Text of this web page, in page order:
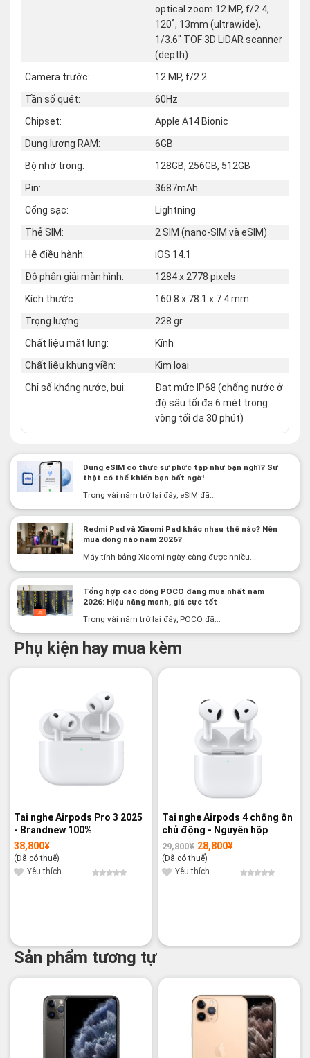
optical zoom 12 MP, f/2.4,
120˚, 13mm (ultrawide),
1/3.6" TOF 3D LiDAR scanner
(depth)
Camera trước:
12 MP, f/2.2
Tần số quét:
60Hz
Chipset:
Apple A14 Bionic
Dung lượng RAM:
6GB
Bộ nhớ trong:
128GB, 256GB, 512GB
Pin:
3687mAh
Cổng sạc:
Lightning
Thẻ SIM:
2 SIM (nano‑SIM và eSIM)
Hệ điều hành:
iOS 14.1
Độ phân giải màn hình:
1284 x 2778 pixels
Kích thước:
160.8 x 78.1 x 7.4 mm
Trọng lượng:
228 gr
Chất liệu mặt lưng:
Kính
Chất liệu khung viền:
Kim loại
Chỉ số kháng nước, bụi:
Đạt mức IP68 (chống nước ở
độ sâu tối đa 6 mét trong
vòng tối đa 30 phút)
Dùng eSIM có thực sự phức tạp như bạn nghĩ? Sự
thật có thể khiến bạn bất ngờ!
Trong vài năm trở lại đây, eSIM đã...
Redmi Pad và Xiaomi Pad khác nhau thế nào? Nên
mua dòng nào năm 2026?
Máy tính bảng Xiaomi ngày càng được nhiều...
Tổng hợp các dòng POCO đáng mua nhất năm
2026: Hiệu năng mạnh, giá cực tốt
Trong vài năm trở lại đây, POCO đã...
Phụ kiện hay mua kèm
Tai nghe Airpods Pro 3 2025
- Brandnew 100%
38,800¥
(Đã có thuế)
Yêu thích
Tai nghe Airpods 4 chống ồn
chủ động - Nguyên hộp
29,800¥
Giá
gốc
là:
29,800¥.
28,800¥
Giá
hiện
tại
là:
28,800¥.
(Đã có thuế)
Yêu thích
Sản phẩm tương tự
-29%